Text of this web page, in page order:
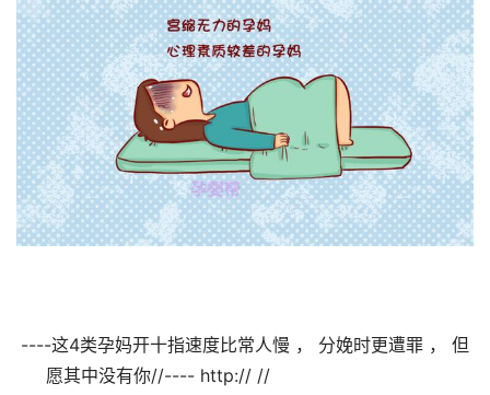
----这4类孕妈开十指速度比常人慢 ， 分娩时更遭罪 ， 但
愿其中没有你//---- http:// //